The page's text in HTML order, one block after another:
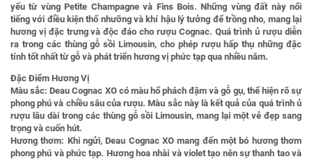
yếu từ vùng Petite Champagne và Fins Bois. Những vùng đất này nổi
tiếng với điều kiện thổ nhưỡng và khí hậu lý tưởng để trồng nho, mang lại
hương vị đặc trưng và độc đáo cho rượu Cognac. Quá trình ủ rượu diễn
ra trong các thùng gỗ sồi Limousin, cho phép rượu hấp thụ những đặc
tính tốt nhất từ gỗ và phát triển hương vị phức tạp qua nhiều năm.
Đặc Điểm Hương Vị
Màu sắc: Deau Cognac XO có màu hổ phách đậm và gỗ gụ, thể hiện rõ sự
phong phú và chiều sâu của rượu. Màu sắc này là kết quả của quá trình ủ
rượu lâu dài trong các thùng gỗ sồi Limousin, mang lại một vẻ đẹp sang
trọng và cuốn hút.
Hương thơm: Khi ngửi, Deau Cognac XO mang đến một bó hương thơm
phong phú và phức tạp. Hương hoa nhài và violet tạo nên sự thanh tao và